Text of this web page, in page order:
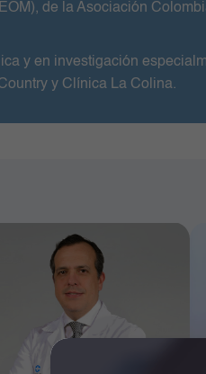
de la Asociación
y en investigación
y Clínica La Colina.